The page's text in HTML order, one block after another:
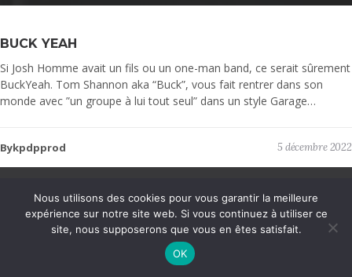
BUCK YEAH
Si Josh Homme avait un fils ou un one-man band, ce serait sûrement
BuckYeah. Tom Shannon aka “Buck”, vous fait rentrer dans son
monde avec ”un groupe à lui tout seul” dans un style Garage…
Bykpdpprod 5 décembre 2022
KPDP Productions © 2025 - Tous droits réservés | Mentions légales |
Politique de confidentialité| Développement et graphisme : Anthony
MOURIER
Nous utilisons des cookies pour vous garantir la meilleure
expérience sur notre site web. Si vous continuez à utiliser ce
site, nous supposerons que vous en êtes satisfait.
OK